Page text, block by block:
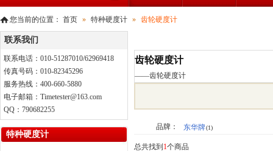
您当前的位置： 首页 » 特种硬度计 » 齿轮硬度计
齿轮硬度计
——齿轮硬度计
品牌： 东华牌(1)
总共找到 1个商品
联系我们
联系电话：010-51287010/62969418
传真号码：010-82345296
服务热线：400-660-5880
电子邮箱：Timetester@163.com
QQ：790682255
特种硬度计